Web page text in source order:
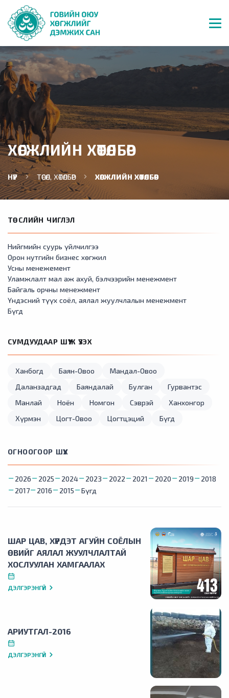
ХӨГЖЛИЙН ХӨТӨЛБӨР
НҮҮР ТӨСӨЛ, ХӨТӨЛБӨР ХӨГЖЛИЙН ХӨТӨЛБӨР
ШАР ЦАВ, ХҮРДЭТ АГУЙН СОЁЛЫН
ӨВИЙГ АЯЛАЛ ЖУУЛЧЛАЛТАЙ
ХОСЛУУЛАН ХАМГААЛАХ
ДЭЛГЭРЭНГҮЙ
АРИУТГАЛ-2016
ДЭЛГЭРЭНГҮЙ
ТӨСЛИЙН ЧИГЛЭЛ
Нийгмийн суурь үйлчилгээ
Орон нутгийн бизнес хөгжил
Усны менежемент
Уламжлалт мал аж ахуй, бэлчээрийн менежмент
Байгаль орчны менежмент
Үндэсний түүх соёл, аялал жуулчлалын менежмент
Бүгд
СУМДУУДААР ШҮҮЖ ҮЗЭХ
Ханбогд Баян-Овоо
Мандал-Овоо
Даланзадгад
Баяндалай Булган
Гурвантэс
Манлай
Ноён Номгон Сэврэй
Ханхонгор
Хүрмэн
Цогт-Овоо Цогтцэций Бүгд
ОГНООГООР ШҮҮХ
2026 2025 2024 2023 2022 2021 2020 2019
2018
2017
2016 2015 Бүгд